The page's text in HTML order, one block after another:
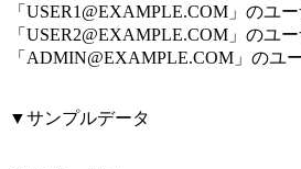
「USER1@EXAMPLE.COM」のユ
「USER2@EXAMPLE.COM」のユ
「ADMIN@EXAMPLE.COM」のユ
▼サンプルデータ